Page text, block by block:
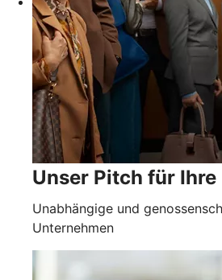
Unser Pitch für Ihre
Unabhängige und
Unternehmen